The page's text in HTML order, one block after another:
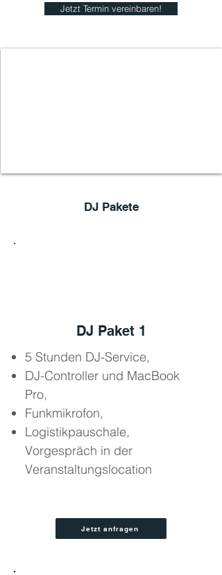
Jetzt Termin vereinbaren!
DJ Pakete
DJ Paket 1
5 Stunden DJ-Service,
DJ-Controller und MacBook
Pro,
Funkmikrofon,
Logistikpauschale,
Vorgespräch in der
Veranstaltungslocation
Jetzt anfragen